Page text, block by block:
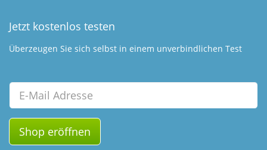
Jetzt kostenlos testen
Überzeugen Sie sich selbst in einem unverbindlichen Test
Email
Shop eröffnen